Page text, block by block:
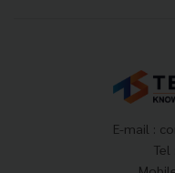
E-mail :
Tel